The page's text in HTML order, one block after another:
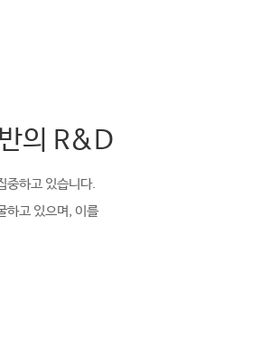
의 R&D
중하고 있습니다.
하고 있으며, 이를